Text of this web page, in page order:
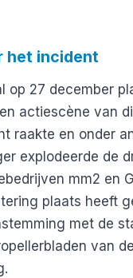
het incident
op 27 december
actiescène van
raakte en onder
explodeerde de
mm2 en
plaats heeft
met de
van